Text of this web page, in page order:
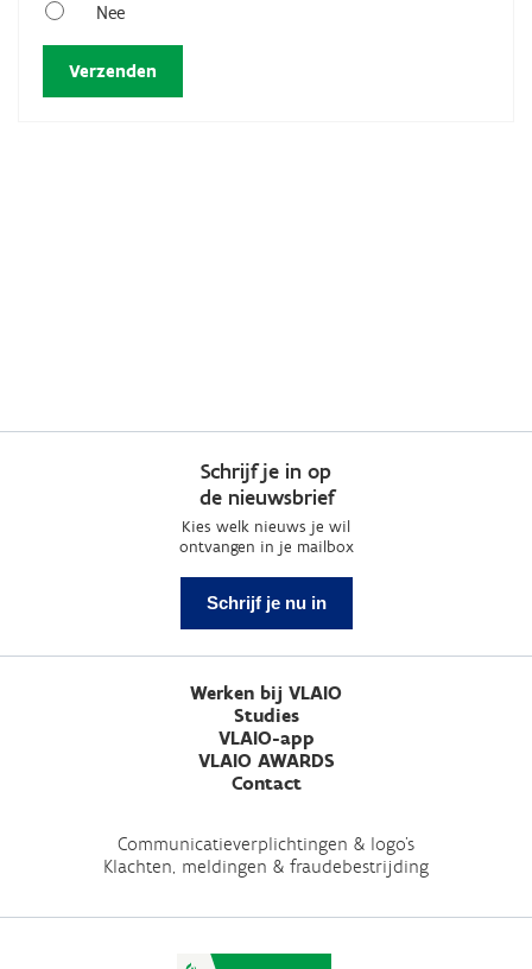
Nee
Schrijf je in op
de nieuwsbrief
Kies welk nieuws je wil
ontvangen in je mailbox
Schrijf je nu in
Werken bij VLAIO
Studies
VLAIO-app
VLAIO AWARDS
Contact
Communicatieverplichtingen & logo's
Klachten, meldingen & fraudebestrijding